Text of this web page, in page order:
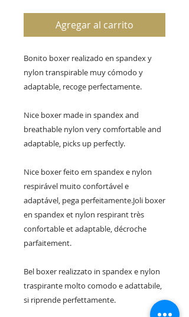
Agregar al carrito
Bonito boxer realizado en spandex y
nylon transpirable muy cómodo y
adaptable, recoge perfectamente.
Nice boxer made in spandex and
breathable nylon very comfortable and
adaptable, picks up perfectly.
Nice boxer feito em spandex e nylon
respirável muito confortável e
adaptável, pega perfeitamente.Joli boxer
en spandex et nylon respirant très
confortable et adaptable, décroche
parfaitement.
Bel boxer realizzato in spandex e nylon
traspirante molto comodo e adattabile,
si riprende perfettamente.